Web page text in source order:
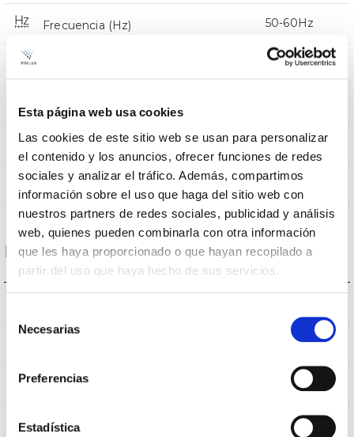
Esta página web usa cookies
Las cookies de este sitio web se usan para personalizar
el contenido y los anuncios, ofrecer funciones de redes
sociales y analizar el tráfico. Además, compartimos
información sobre el uso que haga del sitio web con
nuestros partners de redes sociales, publicidad y análisis
web, quienes pueden combinarla con otra información
que les haya proporcionado o que hayan recopilado a
partir del uso que haya hecho de sus servicios.
Necesarias
Preferencias
Estadística
Frecuencia (Hz) 50-60Hz
390mA
Factor de potencia (Cos fi)
Número de leds 72
Regulación NO
Dimensiones y Montaje
Empalmable
Iluminación